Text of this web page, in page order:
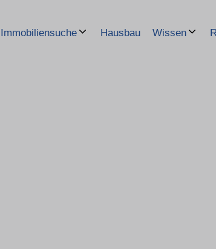
Immobiliensuche Hausbau Wissen